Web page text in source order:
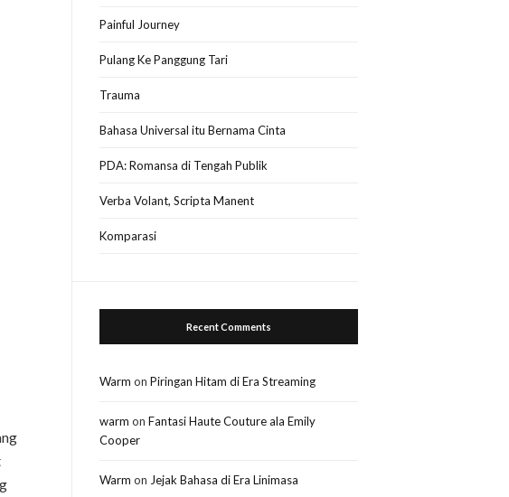
Painful Journey
Pulang Ke Panggung Tari
Trauma
Bahasa Universal itu Bernama Cinta
PDA: Romansa di Tengah Publik
Verba Volant, Scripta Manent
Komparasi
Recent Comments
Warm onPiringan Hitam di Era Streaming
warm onFantasi Haute Couture ala Emily
Cooper
Warm on Jejak Bahasa di Era Linimasa